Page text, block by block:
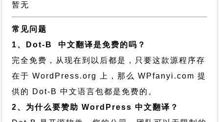
暂无
常见问题
1、Dot-B 中文翻译是免费的吗？
完全免费，从现在到以后都是，只要这款源程序存
在于 WordPress.org 上，那么 WPfanyi.com 提
供的 Dot-B 中文语言包都是免费的。
2、为什么要赞助 WordPress 中文翻译？